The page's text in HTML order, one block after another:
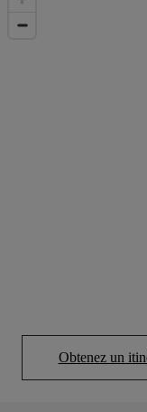
Obtenez un